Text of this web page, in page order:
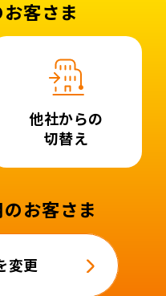
客さま
他社からの
切替え
お客さま
変更